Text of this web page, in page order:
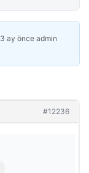
3 ay önce admin
#12236